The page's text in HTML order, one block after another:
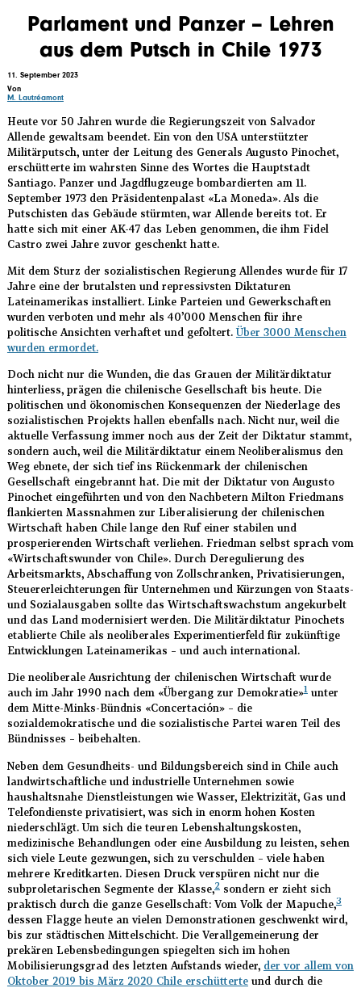
DirektParlament und Panzer – Lehren
aus dem Putsch in Chile 1973
11. September 2023
Von
M. Lautréamont
Heute vor 50 Jahren wurde die Regierungszeit von Salvador
Allende gewaltsam beendet. Ein von den USA unterstützter
Militärputsch, unter der Leitung des Generals Augusto Pinochet,
erschütterte im wahrsten Sinne des Wortes die Hauptstadt
Santiago. Panzer und Jagdflugzeuge bombardierten am 11.
September 1973 den Präsidentenpalast «La Moneda». Als die
Putschisten das Gebäude stürmten, war Allende bereits tot. Er
hatte sich mit einer AK-47 das Leben genommen, die ihm Fidel
Castro zwei Jahre zuvor geschenkt hatte.
Mit dem Sturz der sozialistischen Regierung Allendes wurde für 17
Jahre eine der brutalsten und repressivsten Diktaturen
Lateinamerikas installiert. Linke Parteien und Gewerkschaften
wurden verboten und mehr als 40’000 Menschen für ihre
politische Ansichten verhaftet und gefoltert. Über 3000 Menschen
wurden ermordet.
Doch nicht nur die Wunden, die das Grauen der Militärdiktatur
hinterliess, prägen die chilenische Gesellschaft bis heute. Die
politischen und ökonomischen Konsequenzen der Niederlage des
sozialistischen Projekts hallen ebenfalls nach. Nicht nur, weil die
aktuelle Verfassung immer noch aus der Zeit der Diktatur stammt,
sondern auch, weil die Militärdiktatur einem Neoliberalismus den
Weg ebnete, der sich tief ins Rückenmark der chilenischen
Gesellschaft eingebrannt hat. Die mit der Diktatur von Augusto
Pinochet eingeführten und von den Nachbetern Milton Friedmans
flankierten Massnahmen zur Liberalisierung der chilenischen
Wirtschaft haben Chile lange den Ruf einer stabilen und
prosperierenden Wirtschaft verliehen. Friedman selbst sprach vom
«Wirtschaftswunder von Chile». Durch Deregulierung des
Arbeitsmarkts, Abschaffung von Zollschranken, Privatisierungen,
Steuererleichterungen für Unternehmen und Kürzungen von Staats-
und Sozialausgaben sollte das Wirtschaftswachstum angekurbelt
und das Land modernisiert werden. Die Militärdiktatur Pinochets
etablierte Chile als neoliberales Experimentierfeld für zukünftige
Entwicklungen Lateinamerikas – und auch international.
Die neoliberale Ausrichtung der chilenischen Wirtschaft wurde
auch im Jahr 1990 nach dem «Übergang zur Demokratie»1unter
dem Mitte-Minks-Bündnis «Concertación» – die
sozialdemokratische und die sozialistische Partei waren Teil des
Bündnisses – beibehalten.
Neben dem Gesundheits- und Bildungsbereich sind in Chile auch
landwirtschaftliche und industrielle Unternehmen sowie
haushaltsnahe Dienstleistungen wie Wasser, Elektrizität, Gas und
Telefondienste privatisiert, was sich in enorm hohen Kosten
niederschlägt. Um sich die teuren Lebenshaltungskosten,
medizinische Behandlungen oder eine Ausbildung zu leisten, sehen
sich viele Leute gezwungen, sich zu verschulden – viele haben
mehrere Kreditkarten. Diesen Druck verspüren nicht nur die
subproletarischen Segmente der Klasse,2sondern er zieht sich
praktisch durch die ganze Gesellschaft: Vom Volk der Mapuche,3
dessen Flagge heute an vielen Demonstrationen geschwenkt wird,
bis zur städtischen Mittelschicht. Die Verallgemeinerung der
prekären Lebensbedingungen spiegelten sich im hohen
Mobilisierungsgrad des letzten Aufstands wieder, der vor allem von
Oktober 2019 bis März 2020 Chile erschütterteund durch die